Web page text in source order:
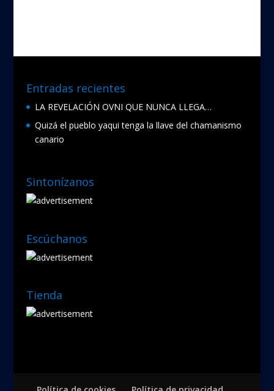
Entradas recientes
LA REVELACIÓN OVNI QUE NUNCA LLEGA…
Quizá el pueblo yaqui tenga la llave del chamanismo
canario
Sintonízanos
Escúchanos
Tienda